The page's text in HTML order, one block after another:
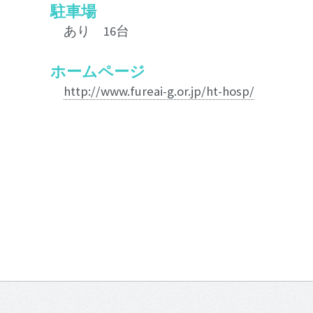
駐車場
あり 16台
ホームページ
http://www.fureai-g.or.jp/ht-hosp/